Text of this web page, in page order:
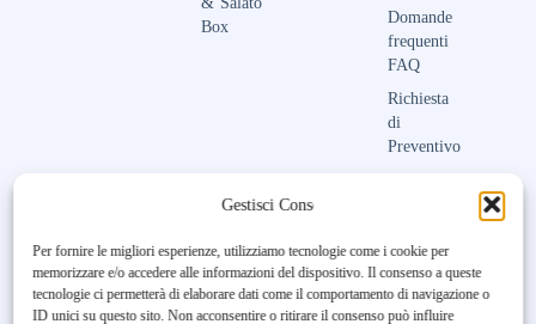
Gestisci Consenso
Per fornire le migliori esperienze, utilizziamo tecnologie come i cookie per
memorizzare e/o accedere alle informazioni del dispositivo. Il consenso a queste
tecnologie ci permetterà di elaborare dati come il comportamento di navigazione o
ID unici su questo sito. Non acconsentire o ritirare il consenso può influire
Box
Domande
frequenti
FAQ
Richiesta
di
Preventivo
Unfortunately, the 7-day trial
period has expired.Check our
subscription plans! >>